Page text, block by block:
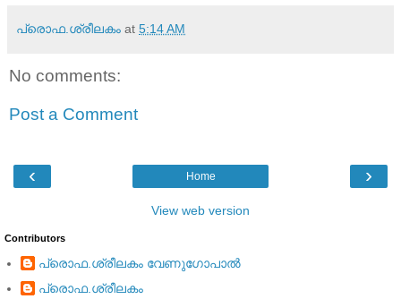
പ്രൊഫ.ശ്രീലകം at 5:14 AM
No comments:
Post a Comment
‹ ›
Home
View web version
Contributors
പ്രൊഫ.ശ്രീലകം വേണുഗോപാല്‍
പ്രൊഫ.ശ്രീലകം